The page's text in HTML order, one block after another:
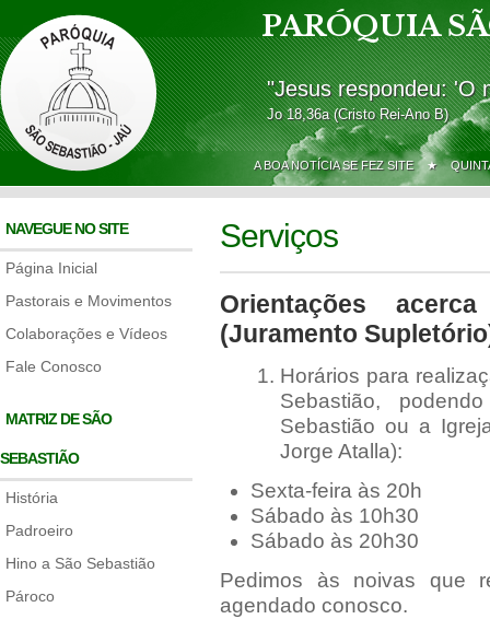
PARÓQUIA
"Jesus respondeu: 'O
Jo 18,36a (Cristo Rei-Ano B)
A BOA NOTÍCIA SE FEZ SITE ★
NAVEGUE NO SITE
Página Inicial
Pastorais e Movimentos
Colaborações e Vídeos
Fale Conosco
MATRIZ DE SÃO
SEBASTIÃO
História
Padroeiro
Hino a São Sebastião
Pároco
Serviços
Orientações
(Juramento
Horários para
Sebastião,
Sebastião ou a
Jorge Atalla):
Sexta-feira às 20h
Sábado às 10h30
Sábado às 20h30
Pedimos às noivas que
agendado conosco.